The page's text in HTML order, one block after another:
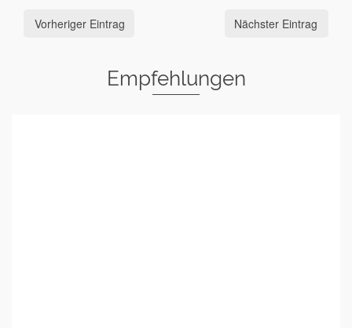
Vorheriger Eintrag Nächster Eintrag
Empfehlungen